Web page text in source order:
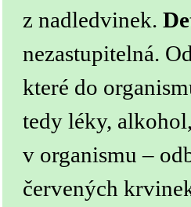
z nadledvinek.
nezastupitelná.
které do
tedy léky,
v organismu –
červených